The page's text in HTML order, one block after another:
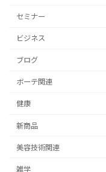
セミナー
ビジネス
ブログ
ボーテ関連
健康
新商品
美容技術関連
雑学